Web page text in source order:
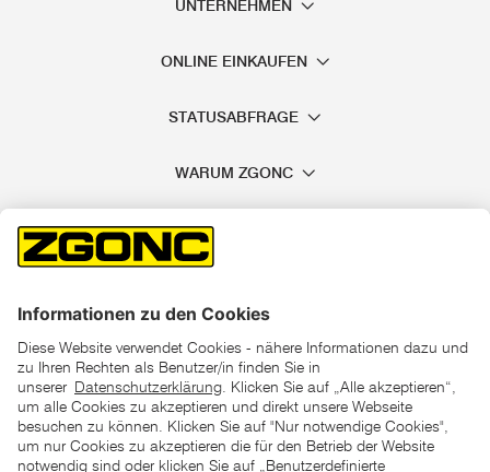
UNTERNEHMEN
ONLINE EINKAUFEN
STATUSABFRAGE
WARUM ZGONC
*der "statt"-Preis ist der niedrigste von uns in den letzten 30
Tagen vor Beginn dieser Aktion verlangte Preis